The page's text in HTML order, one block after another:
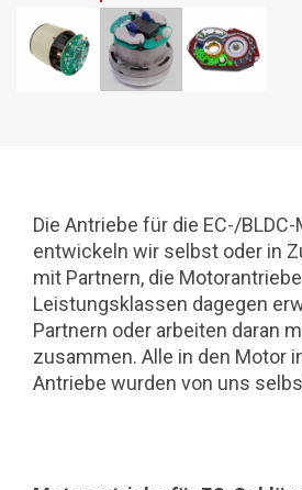
Die Antriebe für die EC-/
entwickeln wir selbst oder in
mit Partnern, die
Leistungsklassen dagegen
Partnern oder arbeiten daran
zusammen. Alle in den Motor
Antriebe wurden von uns